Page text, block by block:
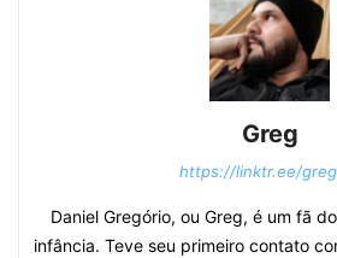
Greg
https://linktr.ee/
Daniel Gregório, ou Greg, é um fã
infância. Teve seu primeiro contato